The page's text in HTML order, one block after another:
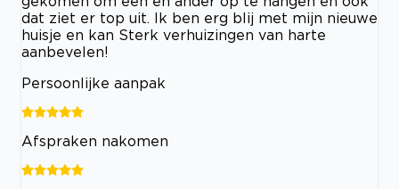
dat ziet er top uit. Ik ben erg blij met mijn nieuwe
huisje en kan Sterk verhuizingen van harte
aanbevelen!
Persoonlijke aanpak
Afspraken nakomen